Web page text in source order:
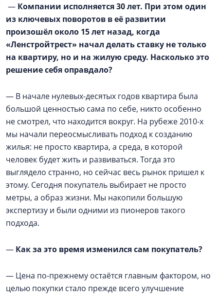
— Компании исполняется 30 лет. При этом один
из ключевых поворотов в её развитии
произошёл около 15 лет назад, когда
«Ленстройтрест» начал делать ставку не только
на квартиру, но и на жилую среду. Насколько это
решение себя оправдало?
— В начале нулевых-десятых годов квартира была
большой ценностью сама по себе, никто особенно
не смотрел, что находится вокруг. На рубеже 2010-х
мы начали переосмысливать подход к созданию
жилья: не просто квартира, а среда, в которой
человек будет жить и развиваться. Тогда это
выглядело странно, но сейчас весь рынок пришел к
этому. Сегодня покупатель выбирает не просто
метры, а образ жизни. Мы накопили большую
экспертизу и были одними из пионеров такого
подхода.
— Как за это время изменился сам покупатель?
— Цена по-прежнему остаётся главным фактором, но
целью покупки стало прежде всего улучшение